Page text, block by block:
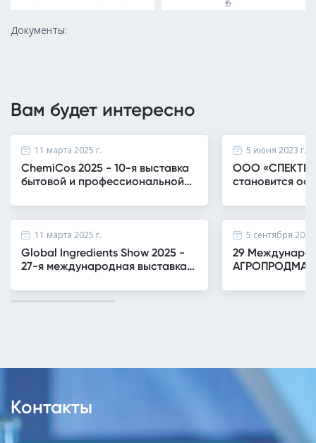
Документы:
Вам будет интересно
11 марта 2025 г.
ChemiCos 2025 - 10-я выставка
бытовой и профессиональной
оборудования для
производства МСТХ
5 июня 2023 г.
ООО «СПЕКТР-
становится
АО
Карпова»
11 марта 2025 г.
Global Ingredients Show 2025 -
27-я международная выставка
оборудования для их
производства
5 сентября 2024
29
Контакты